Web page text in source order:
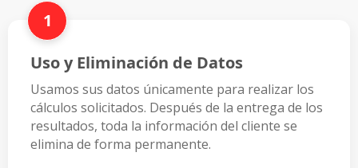
Uso y Eliminación de Datos
Usamos sus datos únicamente para realizar los
cálculos solicitados. Después de la entrega de los
resultados, toda la información del cliente se
elimina de forma permanente.
1